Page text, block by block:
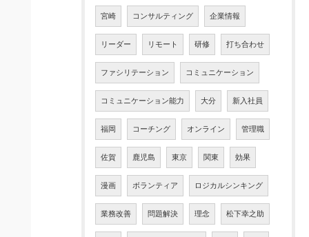
宮崎 コンサルティング 企業情報
リーダー リモート 研修 打ち合わせ
ファシリテーション コミュニケーション
コミュニケーション能力 大分 新入社員
福岡 コーチング オンライン 管理職
佐賀 鹿児島 東京 関東 効果
漫画 ボランティア ロジカルシンキング
業務改善 問題解決 理念 松下幸之助